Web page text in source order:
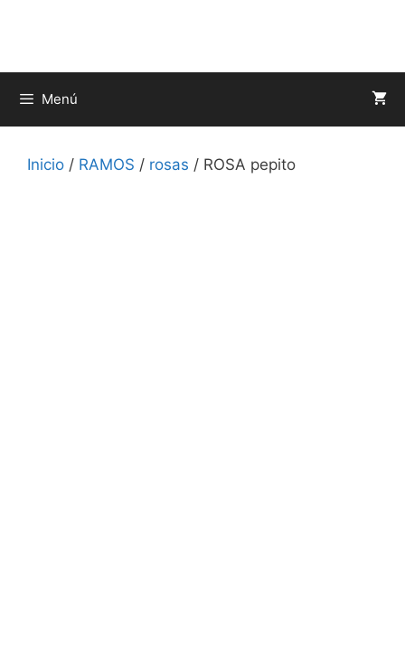
Menú
Inicio / RAMOS / rosas / ROSA pepito